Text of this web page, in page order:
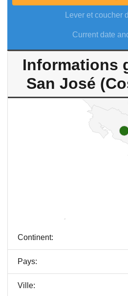
Lever et coucher
Current date
Informations
San José
Continent:
Pays:
Ville: